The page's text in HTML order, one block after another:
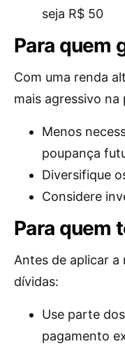
seja R$ 50
Para quem
Com uma renda
mais agressivo na
Menos
poupança
Diversifique
Considere
Para quem
Antes de aplicar
dívidas:
Use parte
pagamento